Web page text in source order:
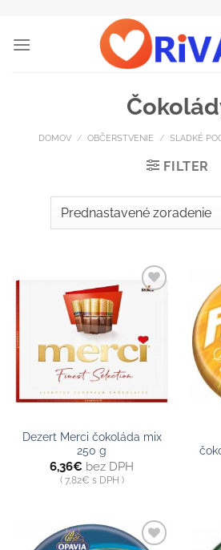
content
DOMOV / OBČERSTVENIE / SLADKÉ
FILTER
Dezert Merci čokoláda mix
250 g
6,36€ bez DPH
7,82€ s DPH